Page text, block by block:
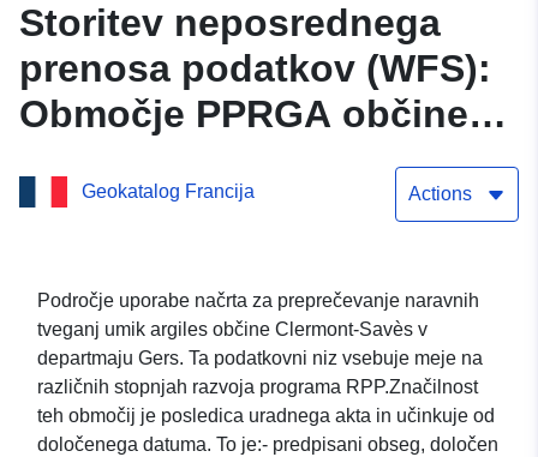
Storitev neposrednega
prenosa podatkov (WFS):
Območje PPRGA občine
Clermont-Savès (Gers)
Geokatalog Francija Actions
Področje uporabe načrta za preprečevanje naravnih
tveganj umik argiles občine Clermont-Savès v
departmaju Gers. Ta podatkovni niz vsebuje meje na
različnih stopnjah razvoja programa RPP.Značilnost
teh območij je posledica uradnega akta in učinkuje od
določenega datuma. To je:- predpisani obseg, določen